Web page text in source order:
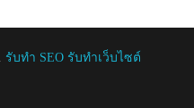
รับทำ SEO รับทำเว็บไซต์